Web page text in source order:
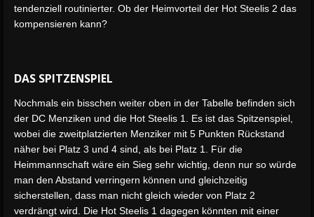
tendenziell routinierter. Ob der Heimvorteil der Hot Steelis 2 das
kompensieren kann?
DAS SPITZENSPIEL
Nochmals ein bisschen weiter oben in der Tabelle befinden sich
der DC Menziken und die Hot Steelis 1. Es ist das Spitzenspiel,
wobei die zweitplatzierten Menziker mit 5 Punkten Rückstand
näher bei Platz 3 und 4 sind, als bei Platz 1. Für die
Heimmannschaft wäre ein Sieg sehr wichtig, denn nur so würde
man den Abstand verringern können und gleichzeitig
sicherstellen, dass man nicht gleich wieder von Platz 2
verdrängt wird. Die Hot Steelis 1 dagegen könnten mit einer